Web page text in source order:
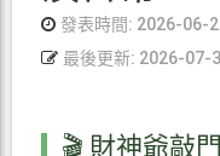
發表時間: 2026-06-
最後更新: 2026-07-
🎬 財神爺敲